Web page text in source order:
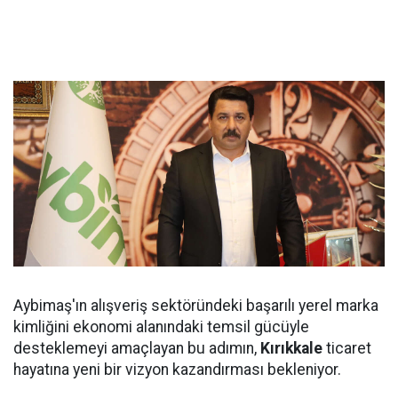
Aybimaş'ın alışveriş sektöründeki başarılı yerel marka
kimliğini ekonomi alanındaki temsil gücüyle
desteklemeyi amaçlayan bu adımın, Kırıkkale ticaret
hayatına yeni bir vizyon kazandırması bekleniyor.